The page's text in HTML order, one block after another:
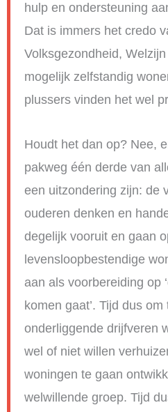
hulp en ondersteuning
Dat is immers het credo
Volksgezondheid,
mogelijk zelfstandig
plussers vinden het wel
Houdt het dan op? Nee,
pakweg één derde van
een uitzondering zijn: de
ouderen denken en
degelijk vooruit en gaan
levensloopbestendige
aan als voorbereiding op
komen gaat’. Tijd dus
onderliggende drijfveren
wel of niet willen
woningen te gaan
welwillende groep. Tijd